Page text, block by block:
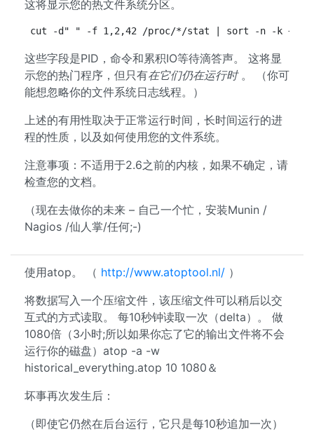
这将显示您的热文件系统分区。
cut -d" " -f 1,2,42 /proc/*/stat | sort -n -k +3
这些字段是PID，命令和累积IO等待滴答声。 这将显
示您的热门程序，但只有在它们仍在运行时。 （你可
能想忽略你的文件系统日志线程。）
上述的有用性取决于正常运行时间，长时间运行的进
程的性质，以及如何使用您的文件系统。
注意事项：不适用于2.6之前的内核，如果不确定，请
检查您的文档。
（现在去做你的未来 – 自己一个忙，安装Munin /
Nagios /仙人掌/任何;-)
使用atop。 （ http://www.atoptool.nl/ ）
将数据写入一个压缩文件，该压缩文件可以稍后以交
互式的方式读取。 每10秒钟读取一次（delta）。 做
1080倍（3小时;所以如果你忘了它的输出文件将不会
运行你的磁盘）atop -a -w
historical_everything.atop 10 1080＆
坏事再次发生后：
（即使它仍然在后台运行，它只是每10秒追加一次）